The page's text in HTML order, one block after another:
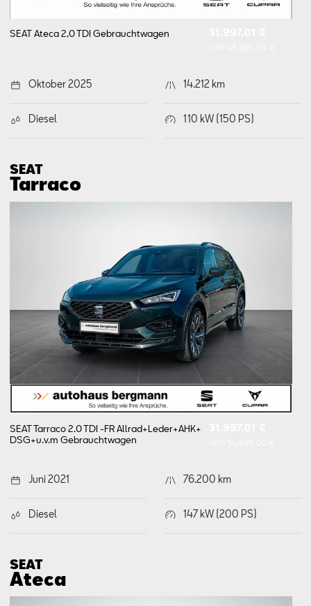
SEAT Ateca 2,0 TDIGebrauchtwagen
Oktober 2025 14.212 km
Diesel 110 kW (150 PS)
SEAT
Tarraco
SEAT Tarraco 2.0 TDI -FR Allrad+​Leder+​AHK+​
DSG+​u.v.m Gebrauchtwagen
Juni 2021 76.200 km
Diesel 147 kW (200 PS)
SEAT
Ateca